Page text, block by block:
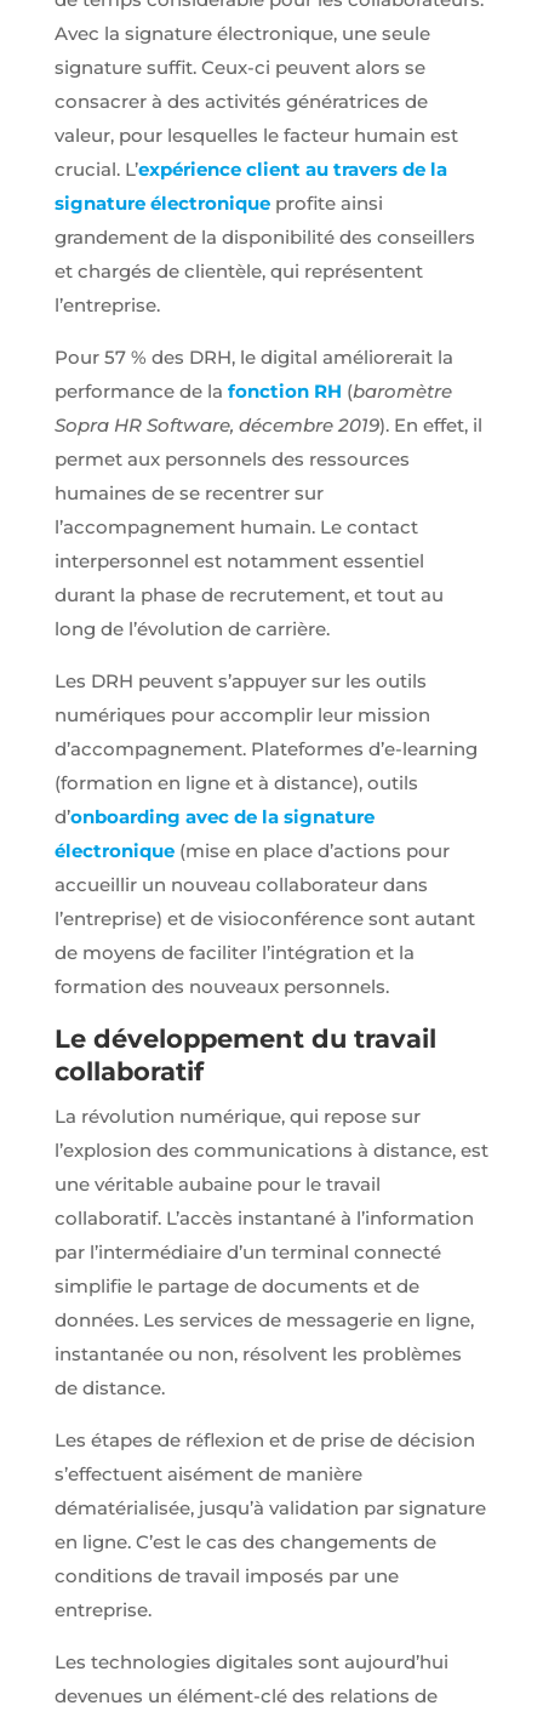
Avec la signature électronique, une seule
signature suffit. Ceux-ci peuvent alors se
consacrer à des activités génératrices de
valeur, pour lesquelles le facteur humain est
crucial. L’expérience client au travers de la
signature électroniqueprofite ainsi
grandement de la disponibilité des conseillers
et chargés de clientèle, qui représentent
l’entreprise.
Pour 57 % des DRH, le digital améliorerait la
performance de la fonction RH (baromètre
Sopra HR Software, décembre 2019). En effet, il
permet aux personnels des ressources
humaines de se recentrer sur
l’accompagnement humain. Le contact
interpersonnel est notamment essentiel
durant la phase de recrutement, et tout au
long de l’évolution de carrière.
Les DRH peuvent s’appuyer sur les outils
numériques pour accomplir leur mission
d’accompagnement. Plateformes d’e-learning
(formation en ligne et à distance), outils
d’onboarding avec de la signature
électronique(mise en place d’actions pour
accueillir un nouveau collaborateur dans
l’entreprise) et de visioconférence sont autant
de moyens de faciliter l’intégration et la
formation des nouveaux personnels.
Le développement du travail
collaboratif
La révolution numérique, qui repose sur
l’explosion des communications à distance, est
une véritable aubaine pour le travail
collaboratif. L’accès instantané à l’information
par l’intermédiaire d’un terminal connecté
simplifie le partage de documents et de
données. Les services de messagerie en ligne,
instantanée ou non, résolvent les problèmes
de distance.
Les étapes de réflexion et de prise de décision
s’effectuent aisément de manière
dématérialisée, jusqu’à validation par signature
en ligne. C’est le cas des changements de
conditions de travail imposés par une
entreprise.
Les technologies digitales sont aujourd’hui
devenues un élément-clé des relations de